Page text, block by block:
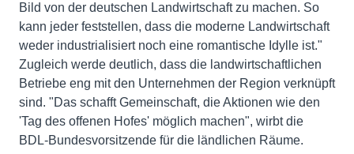
Bild von der deutschen Landwirtschaft zu machen. So
kann jeder feststellen, dass die moderne Landwirtschaft
weder industrialisiert noch eine romantische Idylle ist."
Zugleich werde deutlich, dass die landwirtschaftlichen
Betriebe eng mit den Unternehmen der Region verknüpft
sind. "Das schafft Gemeinschaft, die Aktionen wie den
'Tag des offenen Hofes' möglich machen", wirbt die
BDL-Bundesvorsitzende für die ländlichen Räume.